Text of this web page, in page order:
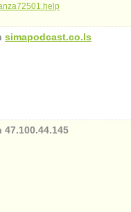
simapodcast.co.ls